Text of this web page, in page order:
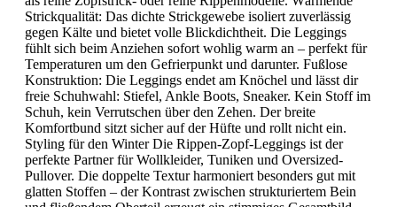
Strickqualität: Das dichte Strickgewebe isoliert zuverlässig
gegen Kälte und bietet volle Blickdichtheit. Die Leggings
fühlt sich beim Anziehen sofort wohlig warm an – perfekt für
Temperaturen um den Gefrierpunkt und darunter. Fußlose
Konstruktion: Die Leggings endet am Knöchel und lässt dir
freie Schuhwahl: Stiefel, Ankle Boots, Sneaker. Kein Stoff im
Schuh, kein Verrutschen über den Zehen. Der breite
Komfortbund sitzt sicher auf der Hüfte und rollt nicht ein.
Styling für den Winter Die Rippen-Zopf-Leggings ist der
perfekte Partner für Wollkleider, Tuniken und Oversized-
Pullover. Die doppelte Textur harmoniert besonders gut mit
glatten Stoffen – der Kontrast zwischen strukturiertem Bein